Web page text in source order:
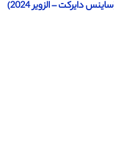
دایرکت – الزویر 2024)